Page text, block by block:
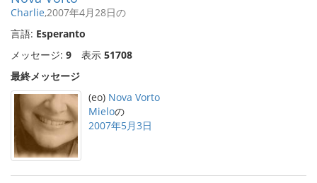
Charlie,2007年4月28日の
言語: Esperanto
メッセージ: 9 表示 51708
最終メッセージ
(eo) Nova Vorto
Mieloの
2007年5月3日